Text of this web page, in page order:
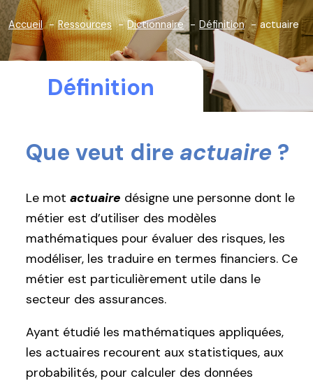
Accueil Ressources Dictionnaire Définition actuaire
Définition
Que veut dire actuaire ?
Le mot actuaire désigne une personne dont le
métier est d’utiliser des modèles
mathématiques pour évaluer des risques, les
modéliser, les traduire en termes financiers. Ce
métier est particulièrement utile dans le
secteur des assurances.
Ayant étudié les mathématiques appliquées,
les actuaires recourent aux statistiques, aux
probabilités, pour calculer des données